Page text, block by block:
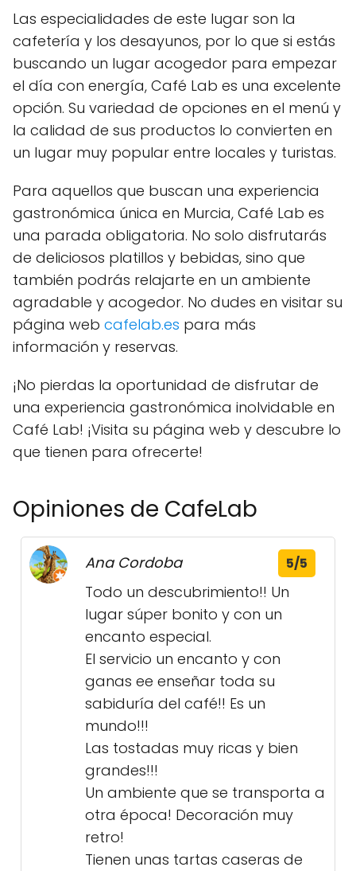
Las especialidades de este lugar son la
cafetería y los desayunos, por lo que si estás
buscando un lugar acogedor para empezar
el día con energía, Café Lab es una excelente
opción. Su variedad de opciones en el menú y
la calidad de sus productos lo convierten en
un lugar muy popular entre locales y turistas.
Para aquellos que buscan una experiencia
gastronómica única en Murcia, Café Lab es
una parada obligatoria. No solo disfrutarás
de deliciosos platillos y bebidas, sino que
también podrás relajarte en un ambiente
agradable y acogedor. No dudes en visitar su
página web cafelab.es para más
información y reservas.
¡No pierdas la oportunidad de disfrutar de
una experiencia gastronómica inolvidable en
Café Lab! ¡Visita su página web y descubre lo
que tienen para ofrecerte!
Opiniones de CafeLab
Ana Cordoba 5/5
Todo un descubrimiento!! Un
lugar súper bonito y con un
encanto especial.
El servicio un encanto y con
ganas ee enseñar toda su
sabiduría del café!! Es un
mundo!!!
Las tostadas muy ricas y bien
grandes!!!
Un ambiente que se transporta a
otra época! Decoración muy
retro!
Tienen unas tartas caseras de